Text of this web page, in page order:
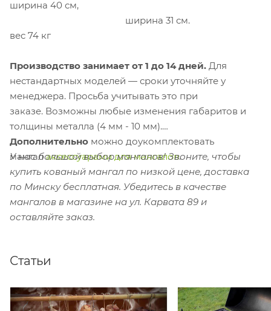
ширина 40 см,
вес 74 кг
ширина 31 см.
Производство занимает от 1 до 14 дней. Для
нестандартных моделей — сроки уточняйте у
менеджера. Просьба учитывать это при
заказе. Возможны любые изменения габаритов и
толщины металла (4 мм - 10 мм).
Дополнительно можно доукомплектовать
мангалаксессуарами для мангалов.
У нас большой выбор мангалов! Звоните, чтобы
купить кованый мангал по низкой цене, доставка
по Минску бесплатная. Убедитесь в качестве
мангалов в магазине на ул. Карвата 89 и
оставляйте заказ.
Статьи